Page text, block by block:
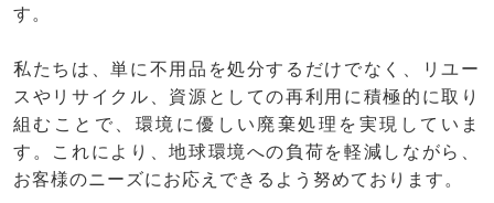
す。
私たちは、単に不用品を処分するだけでなく、リユー
スやリサイクル、資源としての再利用に積極的に取り
組むことで、環境に優しい廃棄処理を実現していま
す。これにより、地球環境への負荷を軽減しながら、
お客様のニーズにお応えできるよう努めております。